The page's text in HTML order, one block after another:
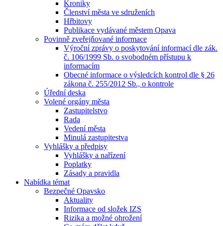
Kroniky
Členství města ve sdruženích
Hřbitovy
Publikace vydávané městem Opava
Povinně zveřejňované informace
Výroční zprávy o poskytování informací dle zák.
č. 106/1999 Sb. o svobodném přístupu k
informacím
Obecné informace o výsledcích kontrol dle § 26
zákona č. 255/2012 Sb., o kontrole
Úřední deska
Volené orgány města
Zastupitelstvo
Rada
Vedení města
Minulá zastupitestva
Vyhlášky a předpisy
Vyhlášky a nařízení
Poplatky
Zásady a pravidla
Nabídka témat
Bezpečné Opavsko
Aktuality
Informace od složek IZS
Rizika a možné ohrožení